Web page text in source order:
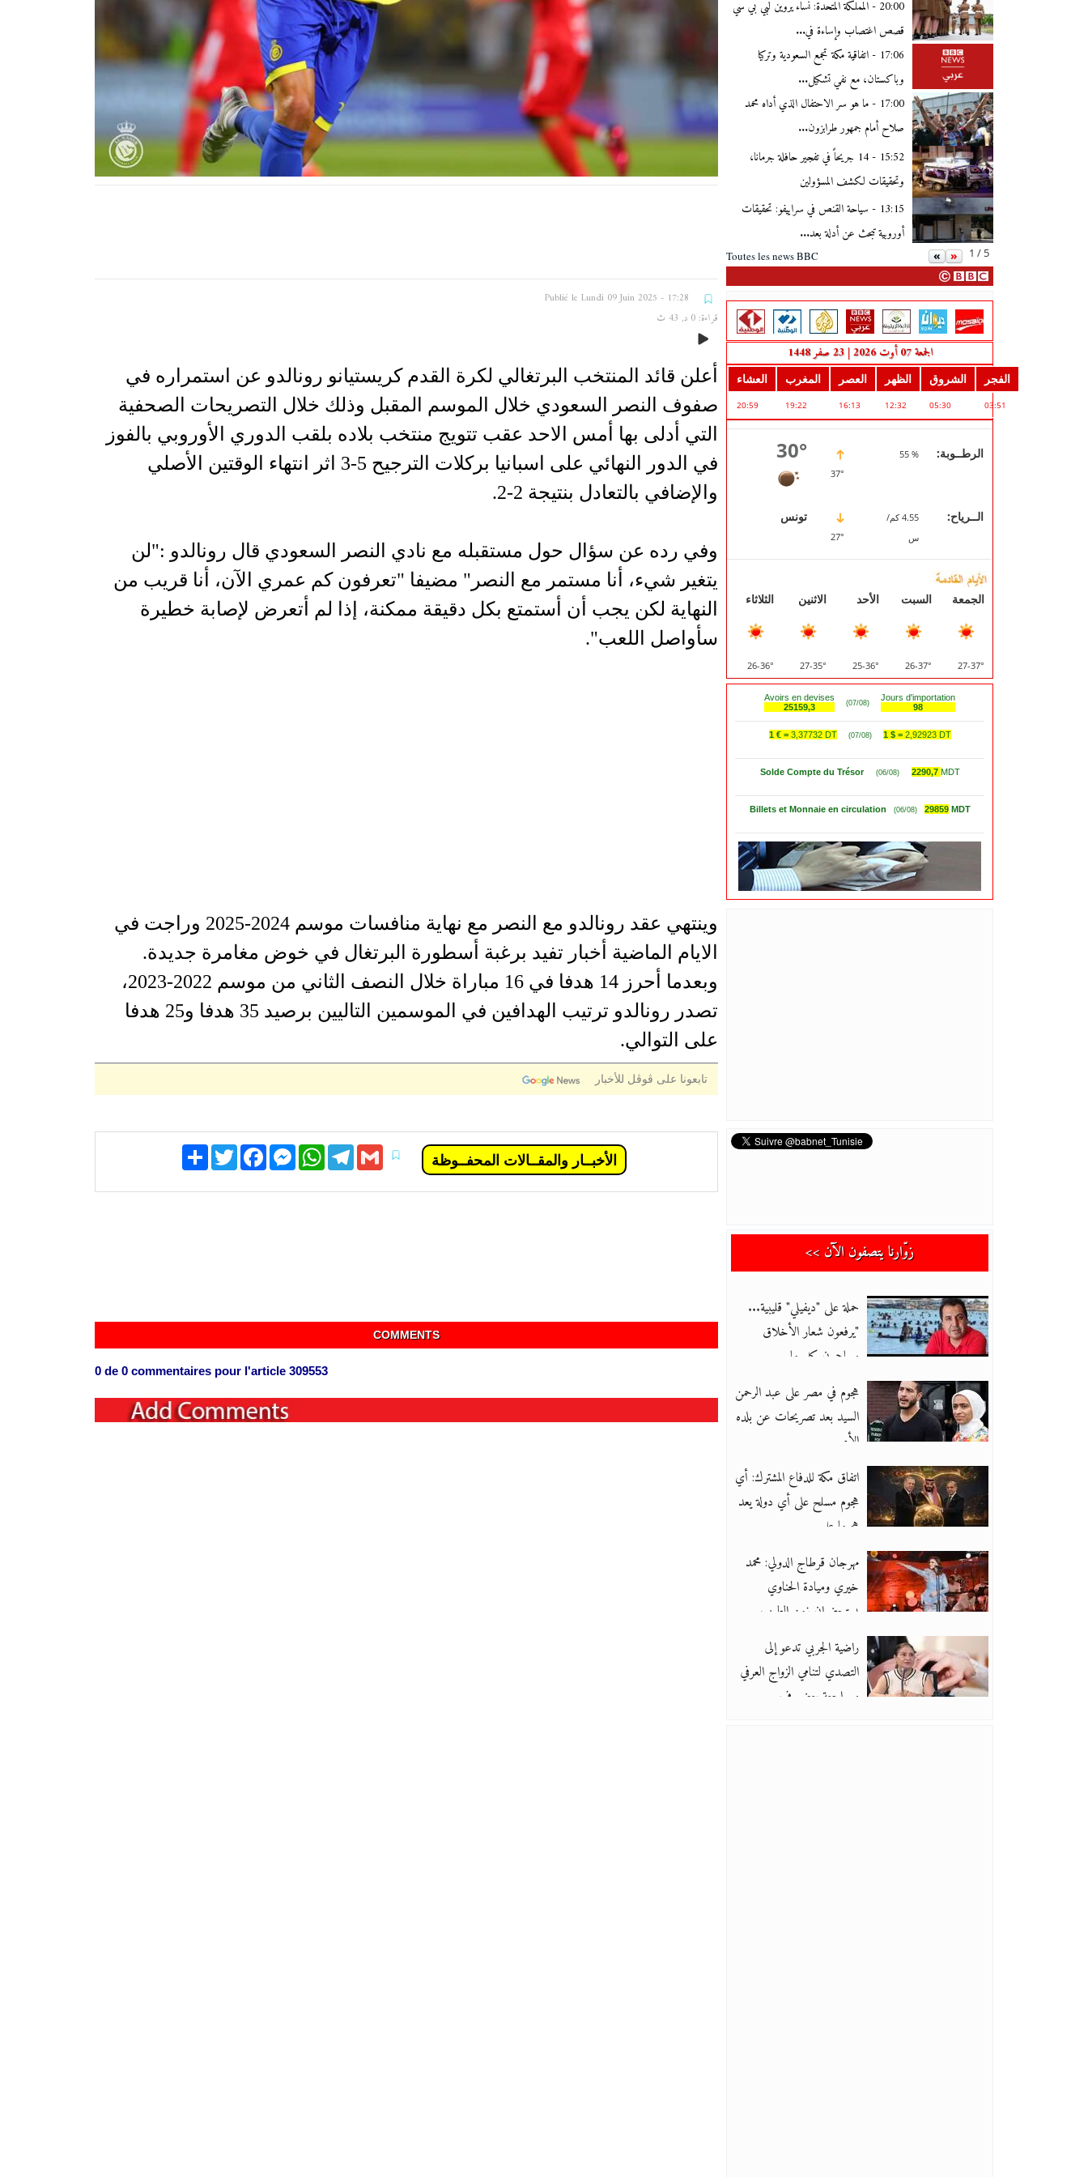
قراءة: 0 د, 43 ث
أعلن قائد المنتخب البرتغالي لكرة القدم كريستيانو رونالدو عن استمراره في
صفوف النصر السعودي خلال الموسم المقبل وذلك خلال التصريحات الصحفية
التي أدلى بها أمس الاحد عقب تتويج منتخب بلاده بلقب الدوري الأوروبي بالفوز
في الدور النهائي على اسبانيا بركلات الترجيح 5-3 اثر انتهاء الوقتين الأصلي
والإضافي بالتعادل بنتيجة 2-2.
وفي رده عن سؤال حول مستقبله مع نادي النصر السعودي قال رونالدو :"لن
يتغير شيء، أنا مستمر مع النصر" مضيفا "تعرفون كم عمري الآن، أنا قريب من
النهاية لكن يجب أن أستمتع بكل دقيقة ممكنة، إذا لم أتعرض لإصابة خطيرة
سأواصل اللعب".
وينتهي عقد رونالدو مع النصر مع نهاية منافسات موسم 2024-2025 وراجت في
الايام الماضية أخبار تفيد برغبة أسطورة البرتغال في خوض مغامرة جديدة.
وبعدما أحرز 14 هدفا في 16 مباراة خلال النصف الثاني من موسم 2022-2023،
تصدر رونالدو ترتيب الهدافين في الموسمين التاليين برصيد 35 هدفا و25 هدفا
على التوالي.
تابعونا على ڤوڤل للأخبار
Share TwitterFacebookMessengerWhatsAppTelegram
Gmail الأخبــار والمقــالات المحفــوظة
COMMENTS
0 de 0 commentaires pour l'article 309553
20:00 - المملكة المتحدة: نساء يروين لبي بي سي
قصص اغتصاب وإساءة في...
17:06 - اتفاقية مكة تجمع السعودية وتركيا
وباكستان، مع نفي تشكيل...
17:00 - ما هو سر الاحتفال الذي أداه محمد
صلاح أمام جمهور طرابزون...
15:52 -
14 جريحاً في تفجير حافلة جرمانا،
وتحقيقات لكشف المسؤولين
13:15 -
سياحة القنص في سراييفو: تحقيقات
أوروبية تبحث عن أدلة بعد...
« » 1 / 5
Toutes les news BBC
الجمعة 07 أوت 2026 | 23 صفر 1448
العشاء المغرب العصر الظهر الشروق الفجر
20:59 19:22 16:13 12:32 05:30 03:51
الرطــوبة:
% 55
37°
30°
الــرياح:
4.55 كم/
س
27°
تونس
الجمعة السبت الأحد الاثنين الثلاثاء
37°-27
37°-26
36°-25
35°-27
36°-26
Avoirs en devises
25159,3
(07/08)
Jours d'importation
98
1 € = 3,37732 DT (07/08) 1 $ = 2,92923 DT
Solde Compte du Trésor (06/08) 2290,7 MDT
Billets et Monnaie en circulation (06/08) 29859MDT
زوّارنا يتصفون الآن >>
حملة على "ديفيلي" قليبية...
"يرفعون شعار الأخلاق
ويهاجمون كل ما
هجوم في مصر على عبد الرحمن
السيد بعد تصريحات عن بلده
الأم
‏اتفاق مكة للدفاع المشترك: أي
هجوم مسلح على أي دولة يعد
هجوما عل
مهرجان قرطاج الدولي: محمد
خيري وميادة الحناوي
يستحضران زمن الطرب
راضية الجربي تدعو إلى
التصدي لتنامي الزواج العرفي
ومراجعة بعض ف